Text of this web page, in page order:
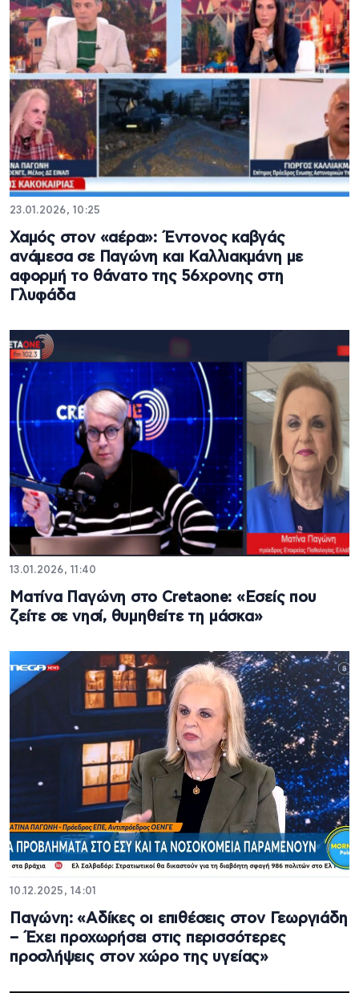
23.01.2026, 10:25
Χαμός στον «αέρα»: Έντονος καβγάς
ανάμεσα σε Παγώνη και Καλλιακμάνη με
αφορμή το θάνατο της 56χρονης στη
Γλυφάδα
13.01.2026, 11:40
Ματίνα Παγώνη στο Cretaone: «Εσείς που
ζείτε σε νησί, θυμηθείτε τη μάσκα»
10.12.2025, 14:01
Παγώνη: «Αδίκες οι επιθέσεις στον Γεωργιάδη
– Έχει προχωρήσει στις περισσότερες
προσλήψεις στον χώρο της υγείας»